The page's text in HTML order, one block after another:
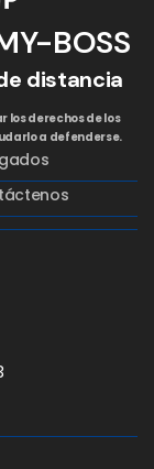
BOSS
distancia
los derechos de los
a defenderse.